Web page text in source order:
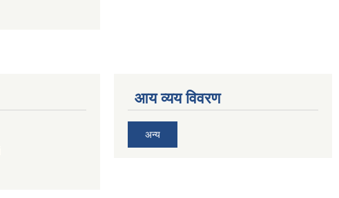
आय व्यय विवरण
अन्य